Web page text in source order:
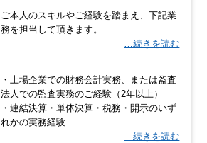
ご本人のスキルやご経験を踏まえ、下記業
務を担当して頂きます。
…続きを読む
・上場企業での財務会計実務、または監査
法人での監査実務のご経験（2年以上）
・連結決算・単体決算・税務・開示のいず
れかの実務経験
…続きを読む